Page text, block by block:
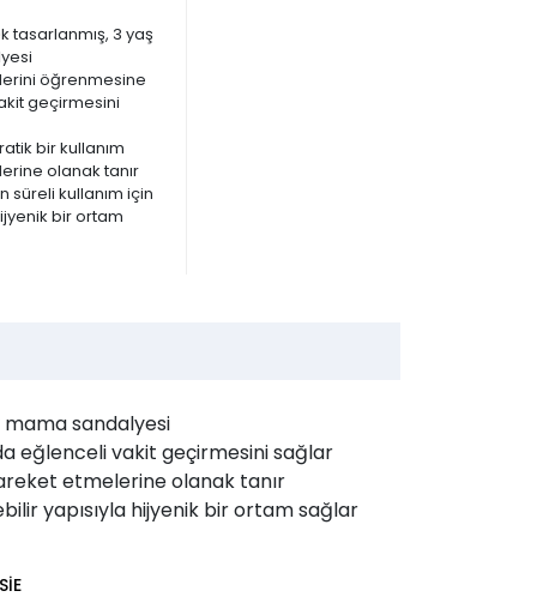
tasarlanmış, 3 yaş
öğrenmesine
geçirmesini
bir kullanım
olanak tanır
süreli kullanım için
bir ortam
mama sandalyesi
eğlenceli vakit geçirmesini sağlar
etmelerine olanak tanır
yapısıyla hijyenik bir ortam sağlar